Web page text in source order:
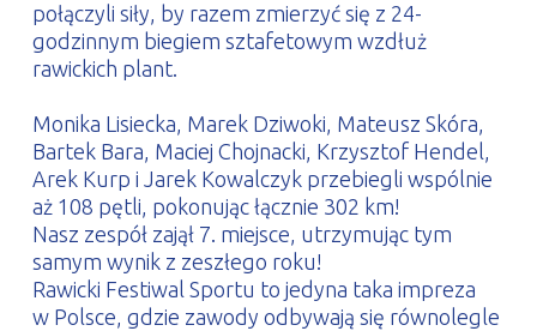
połączyli siły, by razem zmierzyć się z 24-
godzinnym biegiem sztafetowym wzdłuż
rawickich plant.
Monika Lisiecka, Marek Dziwoki, Mateusz Skóra,
Bartek Bara, Maciej Chojnacki, Krzysztof Hendel,
Arek Kurp i Jarek Kowalczyk przebiegli wspólnie
aż 108 pętli, pokonując łącznie 302 km!
Nasz zespół zajął 7. miejsce, utrzymując tym
samym wynik z zeszłego roku!
Rawicki Festiwal Sportu to jedyna taka impreza
w Polsce, gdzie zawody odbywają się równolegle